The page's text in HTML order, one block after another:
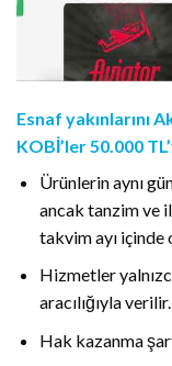
Esnaf yakınlarını
KOBİ’ler 50.000
Ürünlerin aynı
ancak tanzim ve
takvim ayı
Hizmetler
aracılığıyla verilir.
Hak kazanma